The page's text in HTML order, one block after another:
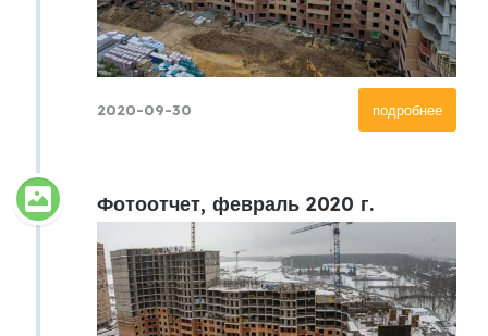
подробнее
2020-09-30
Фотоотчет, февраль 2020 г.